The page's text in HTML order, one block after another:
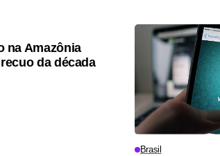
na Amazônia
da década
Brasil